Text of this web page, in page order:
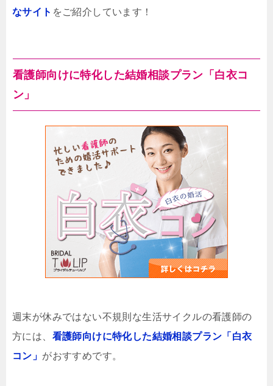
なサイト をご紹介しています！
看護師向けに特化した結婚相談プラン「白衣コ
ン」
週末が休みではない不規則な生活サイクルの看護師の
方には、 看護師向けに特化した結婚相談プラン「白衣
コン」 がおすすめです。